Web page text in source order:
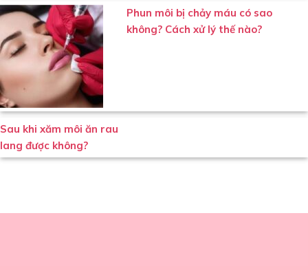
Phun môi bị chảy máu có sao
không? Cách xử lý thế nào?
Sau khi xăm môi ăn rau
lang được không?